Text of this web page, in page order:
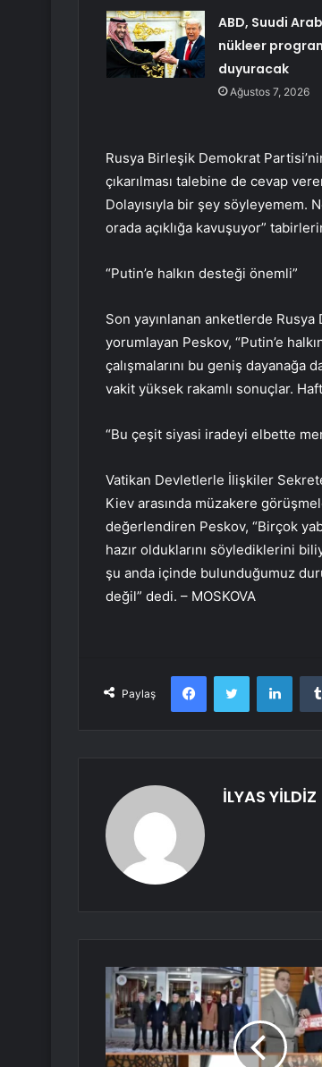
ABD, Suudi
nükleer
duyuracak
Ağustos 7, 2026
Rusya Birleşik Demokrat
çıkarılması talebine de cevap
Dolayısıyla bir şey söyleyemem.
orada açıklığa kavuşuyor”
“Putin’e halkın desteği önemli”
Son yayınlanan anketlerde
yorumlayan Peskov, “Putin’e
çalışmalarını bu geniş dayanağa
vakit yüksek rakamlı sonuçlar.
“Bu çeşit siyasi iradeyi elbette
Vatikan Devletlerle İlişkiler
Kiev arasında müzakere
değerlendiren Peskov, “Birçok
hazır olduklarını söylediklerini
şu anda içinde bulunduğumuz
değil” dedi. – MOSKOVA
Paylaş
FacebookTwitter
İLYAS YİLDİZ